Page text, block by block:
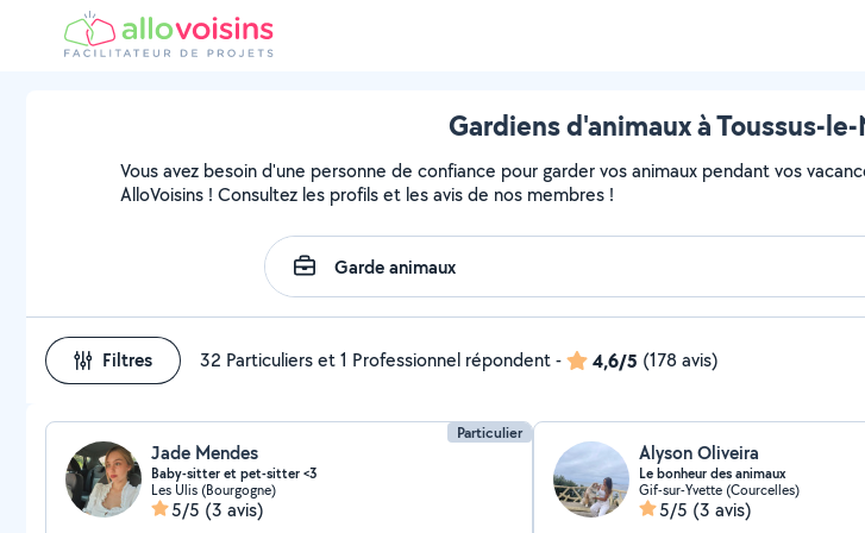
Gardiens d'animaux à Toussus-
Vous avez besoin d'une personne de confiance pour garder vos animaux pendant vos
AlloVoisins ! Consultez les profils et les avis de nos membres !
Filtres 32 Particuliers et 1 Professionnel répondent- 4,6/5 (178 avis)
Particulier
Jade Mendes
Baby-sitter et pet-sitter <3
Les Ulis (Bourgogne)
5/5 (3 avis)
Alyson Oliveira
Le bonheur des animaux
Gif-sur-Yvette (Courcelles)
5/5 (3 avis)